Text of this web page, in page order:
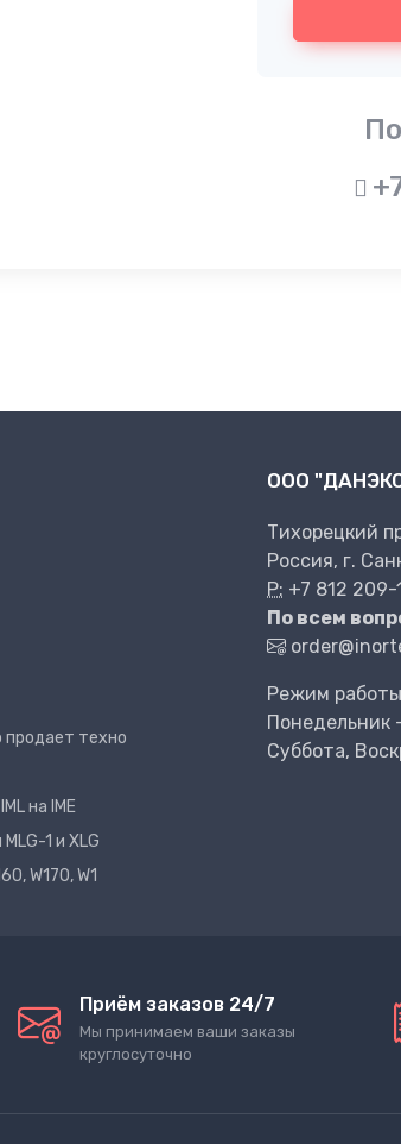
продает техно
на IME
1 и XLG
W170, W1
ООО
Тихорецкий
Россия, г.
P: +7 812 209-
По всем
Режим
Понедельник
Суббота,
Приём заказов 24/7
Мы принимаем ваши заказы
круглосуточно